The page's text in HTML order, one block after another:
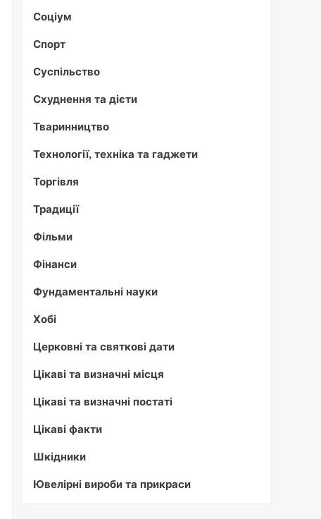
Соціум
Спорт
Суспільство
Схуднення та дієти
Тваринництво
Технології, техніка та гаджети
Торгівля
Традиції
Фільми
Фінанси
Фундаментальні науки
Хобі
Церковні та святкові дати
Цікаві та визначні місця
Цікаві та визначні постаті
Цікаві факти
Шкідники
Ювелірні вироби та прикраси